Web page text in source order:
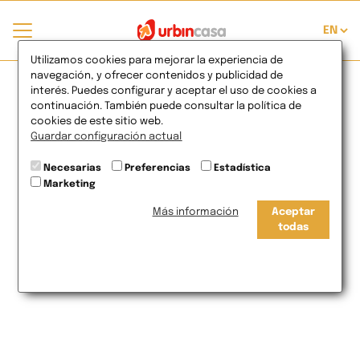
Usuario
Password
Utilizamos cookies para mejorar la experiencia de
navegación, y ofrecer contenidos y publicidad de
interés. Puedes configurar y aceptar el uso de cookies a
continuación. También puede consultar la política de
cookies de este sitio web.
Guardar configuración actual
Necesarias Preferencias
Estadística
Marketing
Más información
Aceptar
todas